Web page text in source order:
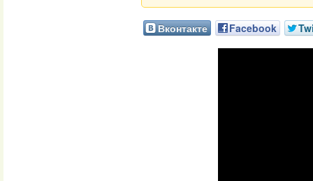
Вконтакте Facebook